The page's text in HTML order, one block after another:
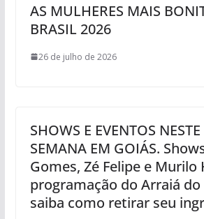
AS MULHERES MAIS
BRASIL 2026
26 de julho de 2026
SHOWS E EVENTOS
SEMANA EM GOIÁS.
Gomes, Zé Felipe e Murilo
programação do Arraiá do
saiba como retirar seu